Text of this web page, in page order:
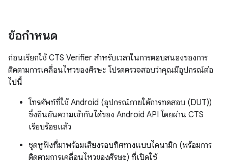
ข้อกำหนด
ก่อนเรียกใช้ CTS Verifier สำหรับเวลาในการตอบสนองของการ
ติดตามการเคลื่อนไหวของศีรษะ โปรดตรวจสอบว่าคุณมีอุปกรณ์ต่อ
ไปนี้
โทรศัพท์ที่ใช้ Android (อุปกรณ์ภายใต้การทดสอบ (DUT))
ซึ่งยืนยันความเข้ากันได้ของ Android API โดยผ่าน CTS
เรียบร้อยแล้ว
ชุดหูฟังที่มาพร้อมเสียงรอบทิศทางแบบไดนามิก (พร้อมการ
ติดตามการเคลื่อนไหวของศีรษะ) ที่เปิดใช้